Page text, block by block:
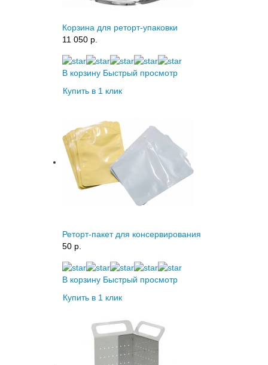
Корзина для реторт-упаковки
11 050 p.
В корзину Быстрый просмотр
Купить в 1 клик
Реторт-пакет для консервирования
50 p.
В корзину Быстрый просмотр
Купить в 1 клик